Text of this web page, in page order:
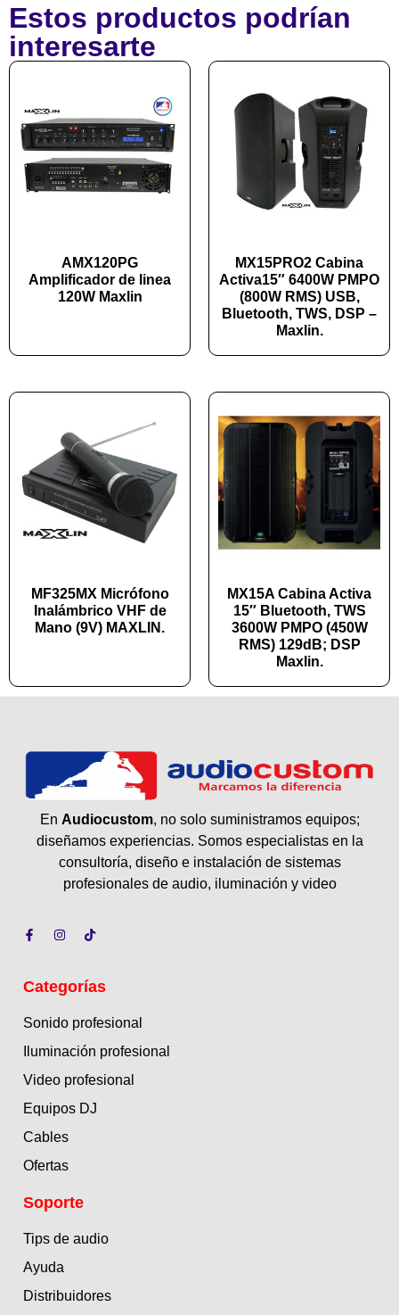
Estos productos podrían
interesarte
AMX120PG
Amplificador de linea
120W Maxlin
MX15PRO2 Cabina
Activa15″ 6400W PMPO
(800W RMS) USB,
Bluetooth, TWS, DSP –
Maxlin.
MF325MX Micrófono
Inalámbrico VHF de
Mano (9V) MAXLIN.
MX15A Cabina Activa
15″ Bluetooth, TWS
3600W PMPO (450W
RMS) 129dB; DSP
Maxlin.
En Audiocustom, no solo suministramos equipos;
diseñamos experiencias. Somos especialistas en la
consultoría, diseño e instalación de sistemas
profesionales de audio, iluminación y video
Categorías
Sonido profesional
Iluminación profesional
Video profesional
Equipos DJ
Cables
Ofertas
Soporte
Tips de audio
Ayuda
Distribuidores